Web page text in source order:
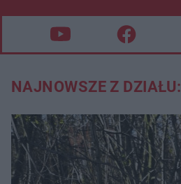
NAJNOWSZE Z DZIAŁU: